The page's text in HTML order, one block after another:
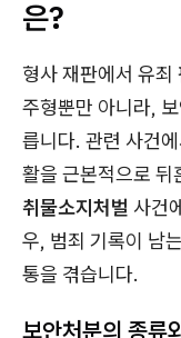
은?
형사 재판에서 유죄
주형뿐만 아니라,
릅니다. 관련 사건
활을 근본적으로 뒤
취물소지처벌 사건
우, 범죄 기록이 남
통을 겪습니다.
보안처분의 종류